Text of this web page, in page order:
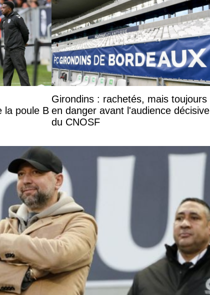
la poule B
Girondins : rachetés, mais toujours
en danger avant l'audience décisive
du CNOSF